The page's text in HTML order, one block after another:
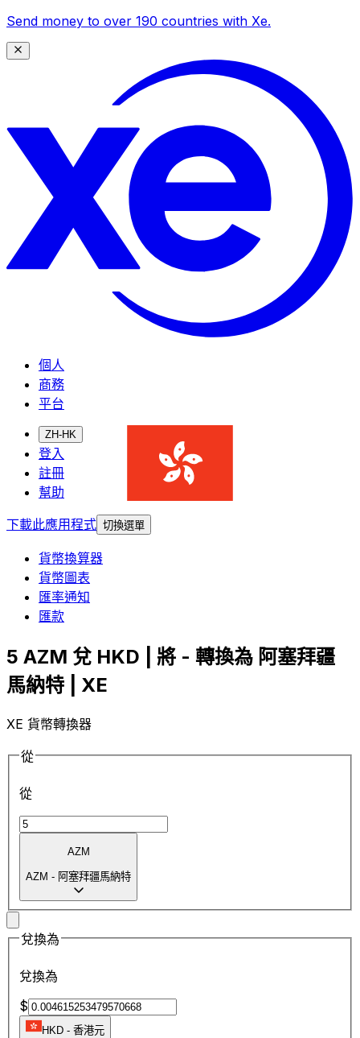
Send money to over 190 countries with Xe.
個人
商務
平台
ZH-HK
登入
註冊
幫助
下載此應用程式 切換選單
貨幣換算器
貨幣圖表
匯率通知
匯款
5 AZM 兌 HKD | 將 - 轉換為 阿塞拜疆
馬納特 | XE
XE 貨幣轉換器
從
從
AZM
AZM - 阿塞拜疆馬納特
兌換為
兌換為
$
HKD - 香港元